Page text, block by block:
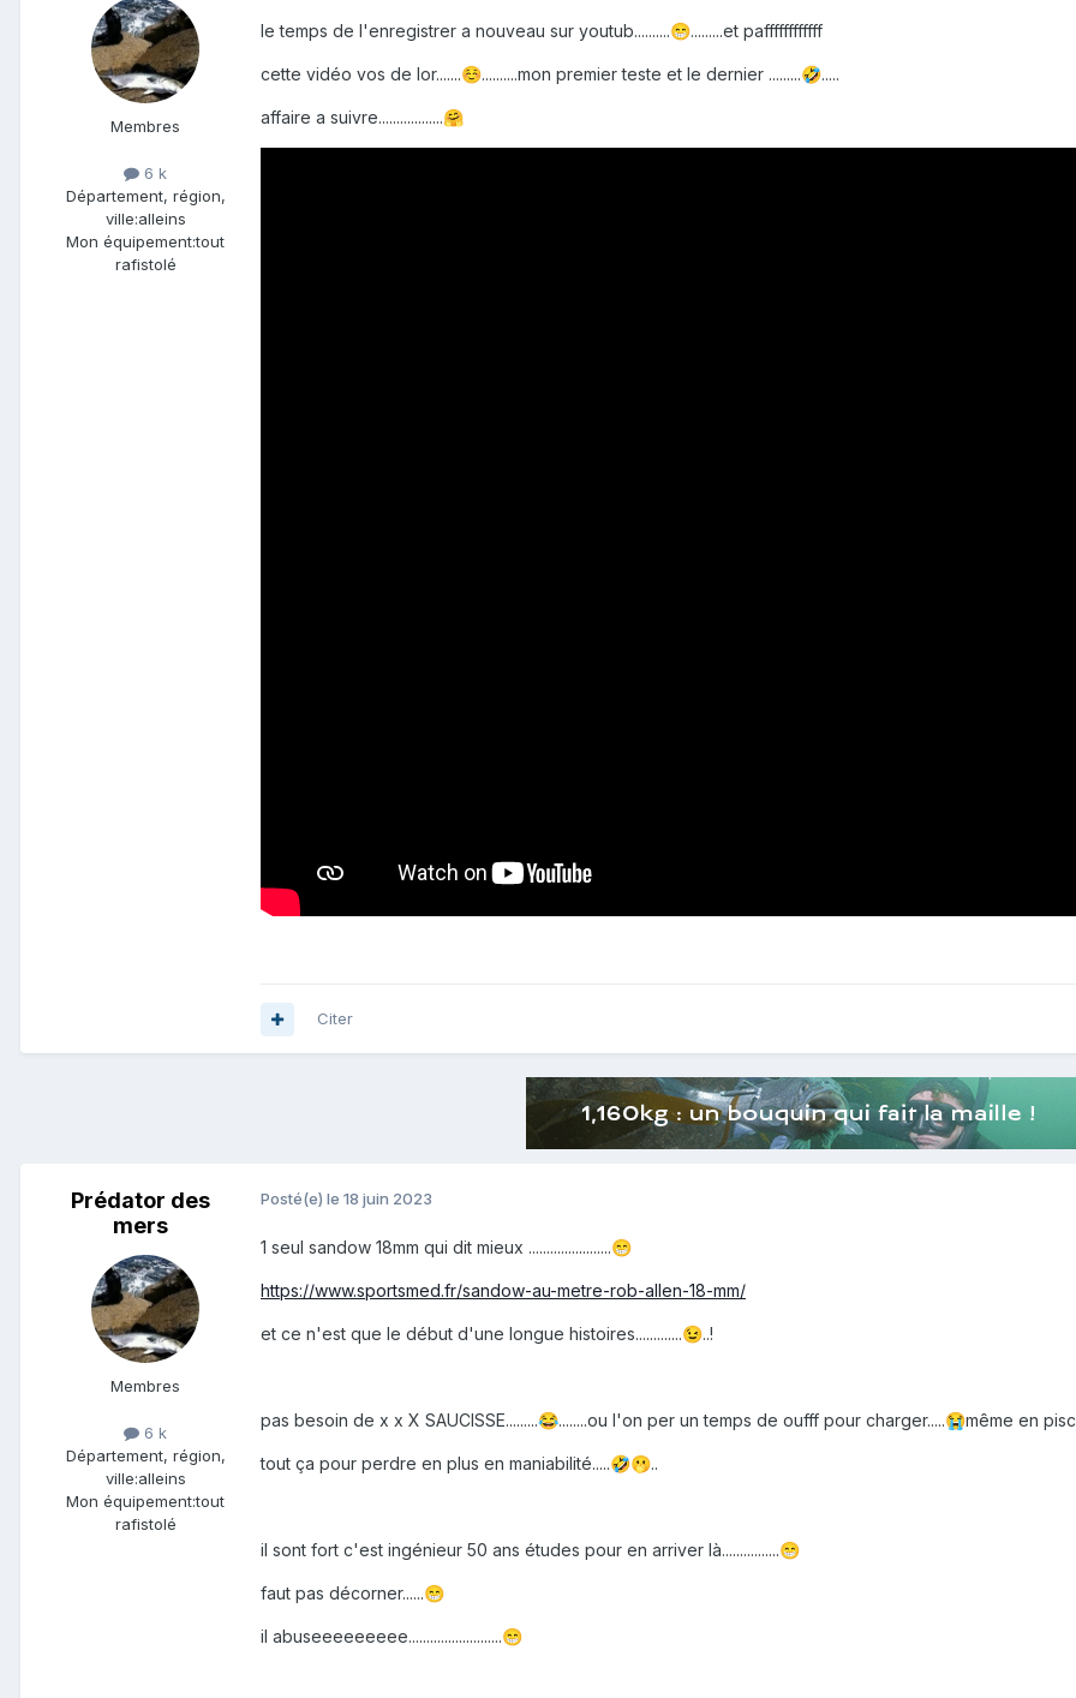
Membres
6 k
Département, région,
ville:alleins
Mon équipement:tout
rafistolé
le temps de l'enregistrer a nouveau sur youtub..........😁.........et paffffffffffff
cette vidéo vos de lor.......☺️..........mon premier teste et le dernier .........🤣.....
affaire a suivre..................🤗
Citer
Prédator des
mers
Membres
6 k
Département, région,
ville:alleins
Mon équipement:tout
rafistolé
Posté(e) le 18 juin 2023
1 seul sandow 18mm qui dit mieux .......................😁
https://www.sportsmed.fr/sandow-au-metre-rob-allen-18-mm/
et ce n'est que le début d'une longue histoires.............😉..!
pas besoin de x x X SAUCISSE.........😂........ou l'on per un temps de oufff pour charger.....😭même en
tout ça pour perdre en plus en maniabilité.....🤣🫢..
il sont fort c'est ingénieur 50 ans études pour en arriver là................😁
faut pas décorner......😁
il abuseeeeeeeee..........................😁